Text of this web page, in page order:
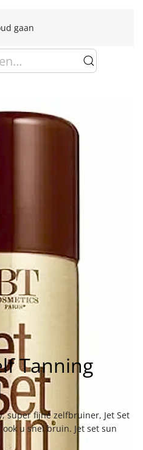
gaan
Tanning
super fijne zelfbruiner, Jet Set
u snel bruin. Jet set sun